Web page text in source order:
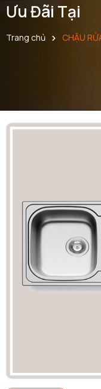
Ưu Đãi Tại
Trang chủ CHẬU
Mã giảm giá:
Ngày hết hạn:
Điều kiện: